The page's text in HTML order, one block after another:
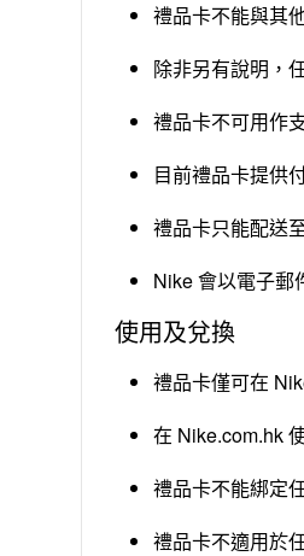
禮品卡不能與其
除非另有說明，
禮品卡不可用作
目前禮品卡提供
禮品卡只能配送
Nike 會以電子郵
使用及兌換
禮品卡僅可在
在 Nike.com.hk
禮品卡不能綁定
禮品卡不適用於